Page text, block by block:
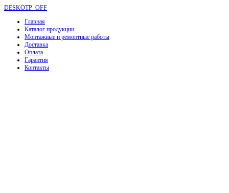
DESKOTP_OFF
Главная
Каталог продукции
Монтажные и ремонтные работы
Доставка
Оплата
Гарантия
Контакты